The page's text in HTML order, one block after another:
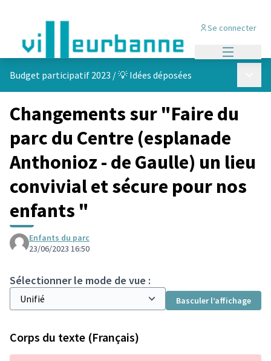
Se connecter
Budget participatif 2023 /💡 Idées déposées
Changements sur "Faire du
parc du Centre (esplanade
Anthonioz - de Gaulle) un lieu
convivial et sécure pour nos
enfants "
Enfants du parc
23/06/2023 16:50
Sélectionner le mode de vue :
Basculer l’affichage
Corps du texte (Français)